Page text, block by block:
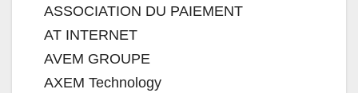
ASSOCIATION DU PAIEMENT
AT INTERNET
AVEM GROUPE
AXEM Technology